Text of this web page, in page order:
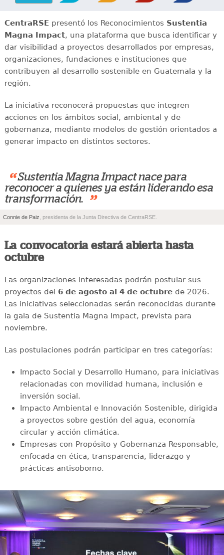
CentraRSE presentó los Reconocimientos Sustentia
Magna Impact, una plataforma que busca identificar y
dar visibilidad a proyectos desarrollados por empresas,
organizaciones, fundaciones e instituciones que
contribuyen al desarrollo sostenible en Guatemala y la
región.
La iniciativa reconocerá propuestas que integren
acciones en los ámbitos social, ambiental y de
gobernanza, mediante modelos de gestión orientados a
generar impacto en distintos sectores.
“ Sustentia Magna Impact nace para
reconocer a quienes ya están liderando esa
transformación.
”
Connie de Paiz , presidenta de la Junta Directiva de CentraRSE.
La convocatoria estará abierta hasta
octubre
Las organizaciones interesadas podrán postular sus
proyectos del 6 de agosto al 4 de octubrede 2026.
Las iniciativas seleccionadas serán reconocidas durante
la gala de Sustentia Magna Impact, prevista para
noviembre.
Las postulaciones podrán participar en tres categorías:
Impacto Social y Desarrollo Humano, para iniciativas
relacionadas con movilidad humana, inclusión e
inversión social.
Impacto Ambiental e Innovación Sostenible, dirigida
a proyectos sobre gestión del agua, economía
circular y acción climática.
Empresas con Propósito y Gobernanza Responsable,
enfocada en ética, transparencia, liderazgo y
prácticas antisoborno.